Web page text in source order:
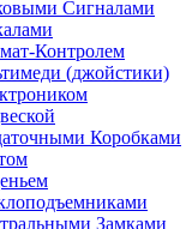
Сигналами
Контролем
(джойстики)
Коробками
Замками